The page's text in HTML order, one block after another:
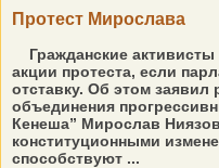
Протест Мирослава
Гражданские
акции протеста, если
отставку. Об этом заявил
объединения
Кенеша” Мирослав
конституционными
способствуют ...